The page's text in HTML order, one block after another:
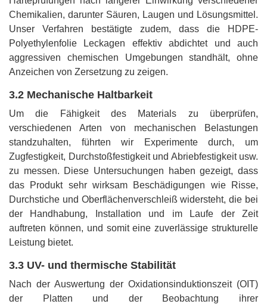
Chemikalien, darunter Säuren, Laugen und Lösungsmittel.
Unser Verfahren bestätigte zudem, dass die HDPE-
Polyethylenfolie Leckagen effektiv abdichtet und auch
aggressiven chemischen Umgebungen standhält, ohne
Anzeichen von Zersetzung zu zeigen.
3.2 Mechanische Haltbarkeit
Um die Fähigkeit des Materials zu überprüfen,
verschiedenen Arten von mechanischen Belastungen
standzuhalten, führten wir Experimente durch, um
Zugfestigkeit, Durchstoßfestigkeit und Abriebfestigkeit usw.
zu messen. Diese Untersuchungen haben gezeigt, dass
das Produkt sehr wirksam Beschädigungen wie Risse,
Durchstiche und Oberflächenverschleiß widersteht, die bei
der Handhabung, Installation und im Laufe der Zeit
auftreten können, und somit eine zuverlässige strukturelle
Leistung bietet.
3.3 UV- und thermische Stabilität
Nach der Auswertung der Oxidationsinduktionszeit (OIT)
der Platten und der Beobachtung ihrer